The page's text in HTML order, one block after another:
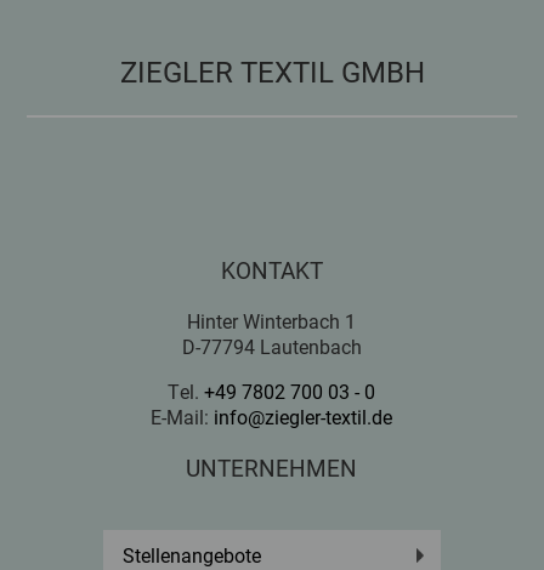
ZIEGLER TEXTIL GMBH
KONTAKT
Hinter Winterbach 1
D-77794 Lautenbach
Tel.+49 7802 700 03 - 0
E-Mail: info@ziegler-textil.de
UNTERNEHMEN
Stellenangebote